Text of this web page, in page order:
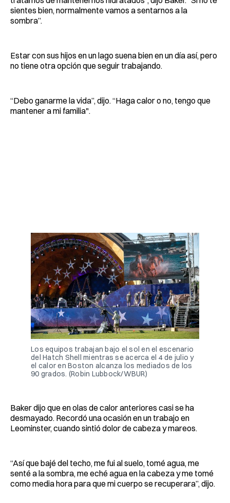
sientes bien, normalmente vamos a sentarnos a la
sombra”.
Estar con sus hijos en un lago suena bien en un día así, pero
no tiene otra opción que seguir trabajando.
“Debo ganarme la vida”, dijo. “Haga calor o no, tengo que
mantener a mi familia".
Los equipos trabajan bajo el sol en el escenario
del Hatch Shell mientras se acerca el 4 de julio y
el calor en Boston alcanza los mediados de los
90 grados. (Robin Lubbock/WBUR)
Baker dijo que en olas de calor anteriores casi se ha
desmayado. Recordó una ocasión en un trabajo en
Leominster, cuando sintió dolor de cabeza y mareos.
“Así que bajé del techo, me fui al suelo, tomé agua, me
senté a la sombra, me eché agua en la cabeza y me tomé
como media hora para que mi cuerpo se recuperara”, dijo.